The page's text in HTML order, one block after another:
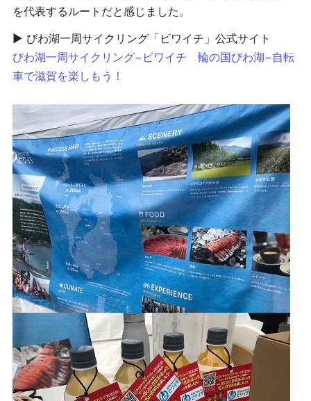
を代表するルートだと感じました。
▶ びわ湖一周サイクリング「ビワイチ」公式サイト
びわ湖一周サイクリング−ビワイチ 輪の国びわ湖−自転
車で滋賀を楽しもう！